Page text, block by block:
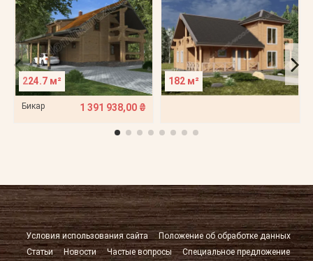
224.7 м²
Бикар 1 391 938,00 ₴
182 м²
Условия использования сайта
Положение об обработке данных
Статьи
Новости Частые вопросы Специальное предложение